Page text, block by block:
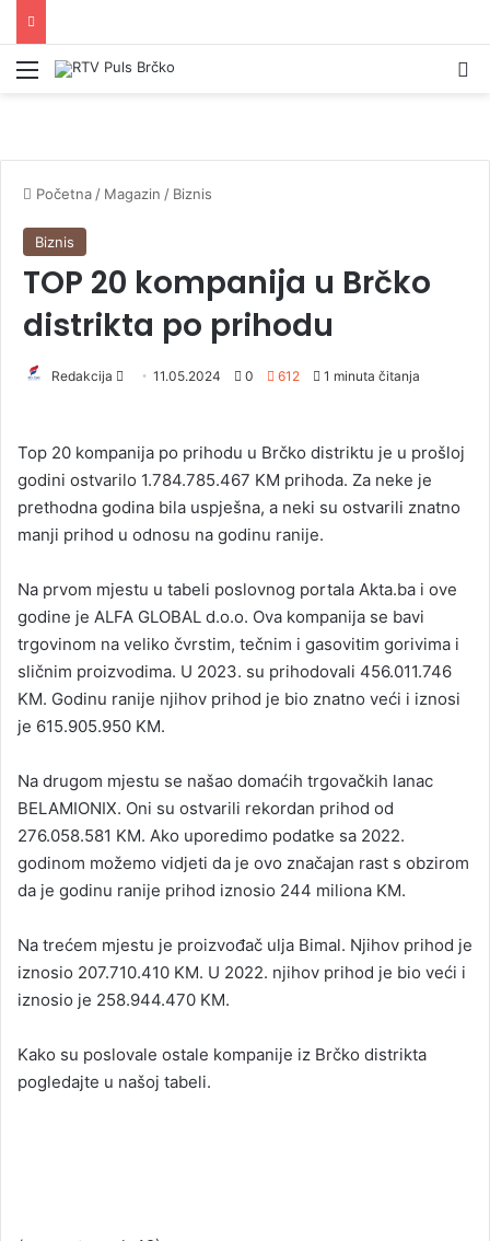
Izbornik
Početna / Magazin / Biznis
Biznis
TOP 20 kompanija u Brčko
distrikta po prihodu
Redakcija
d
a
n
e
a
i
l
11.05.2024 0 612 1 minuta čitanja
Top 20 kompanija po prihodu u Brčko distriktu je u prošloj
godini ostvarilo 1.784.785.467 KM prihoda. Za neke je
prethodna godina bila uspješna, a neki su ostvarili znatno
manji prihod u odnosu na godinu ranije.
Na prvom mjestu u tabeli poslovnog portala Akta.ba i ove
godine je ALFA GLOBAL d.o.o. Ova kompanija se bavi
trgovinom na veliko čvrstim, tečnim i gasovitim gorivima i
sličnim proizvodima. U 2023. su prihodovali 456.011.746
KM. Godinu ranije njihov prihod je bio znatno veći i iznosi
je 615.905.950 KM.
Na drugom mjestu se našao domaćih trgovačkih lanac
BELAMIONIX. Oni su ostvarili rekordan prihod od
276.058.581 KM. Ako uporedimo podatke sa 2022.
godinom možemo vidjeti da je ovo značajan rast s obzirom
da je godinu ranije prihod iznosio 244 miliona KM.
Na trećem mjestu je proizvođač ulja Bimal. Njihov prihod je
iznosio 207.710.410 KM. U 2022. njihov prihod je bio veći i
iznosio je 258.944.470 KM.
Kako su poslovale ostale kompanije iz Brčko distrikta
pogledajte u našoj tabeli.